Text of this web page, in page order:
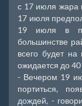
с 17 июля жара
17 июля
19 июля в
большинстве
всего будет на
ожидается до
- Вечером 19
портиться,
дождей, -